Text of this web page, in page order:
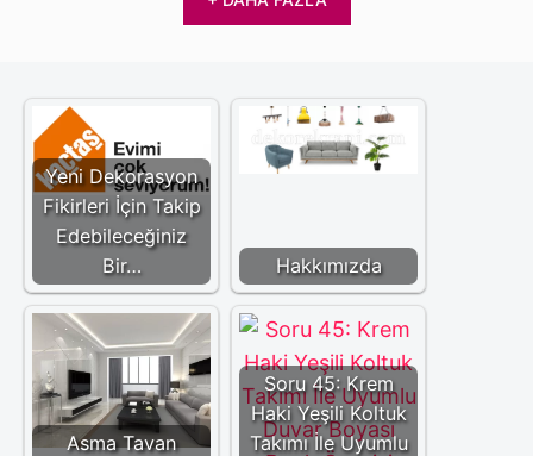
Yeni Dekorasyon
Fikirleri İçin Takip
Edebileceğiniz
Bir…
Hakkımızda
Asma Tavan
Soru 45: Krem
Haki Yeşili Koltuk
Takımı İle Uyumlu